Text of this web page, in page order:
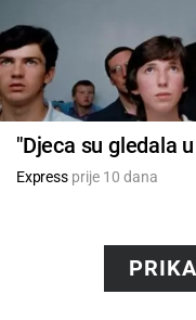
"Djeca su gledala
Expressprije 10 dana